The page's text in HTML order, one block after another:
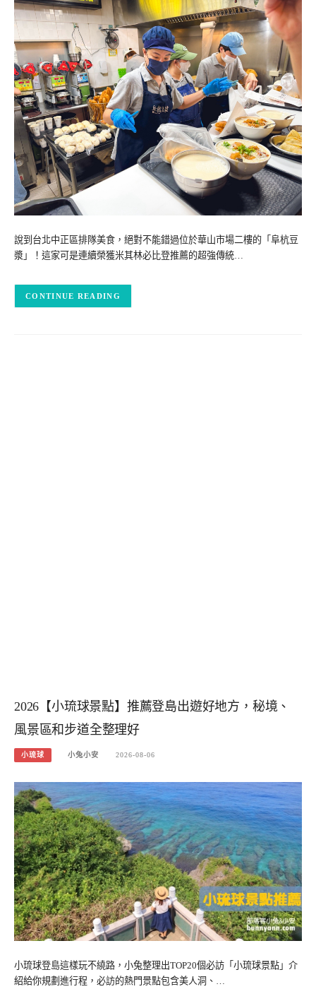
說到台北中正區排隊美食，絕對不能錯過位於華山市場二樓的「阜杭豆
漿」！這家可是連續榮獲米其林必比登推薦的超強傳統…
CONTINUE READING
2026【小琉球景點】推薦登島出遊好地方，秘境、
風景區和步道全整理好
小琉球 小兔小安 2026-08-06
小琉球登島這樣玩不繞路，小兔整理出TOP20個必訪「小琉球景點」介
紹給你規劃進行程，必訪的熱門景點包含美人洞、…